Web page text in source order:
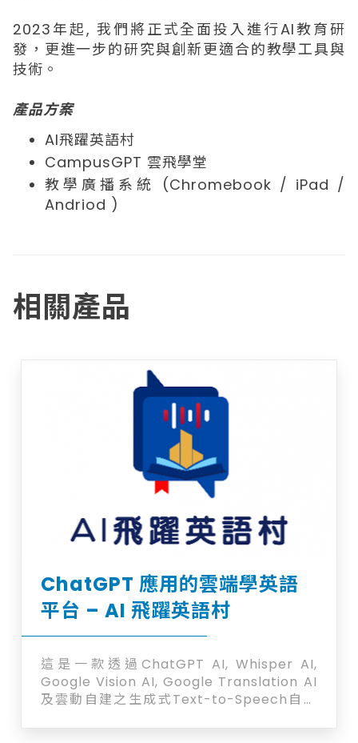
2023年起, 我們將正式全面投入進行AI教育研
發，更進一步的研究與創新更適合的教學工具與
技術。
產品方案
AI飛躍英語村
CampusGPT 雲飛學堂
教學廣播系統 (Chromebook / iPad /
Andriod )
相關產品
ChatGPT 應用的雲端學英語
平台 – AI 飛躍英語村
這是一款透過ChatGPT AI, Whisper AI,
Google Vision AI, Google Translation AI
及雲動自建之生成式Text-to-Speech自然